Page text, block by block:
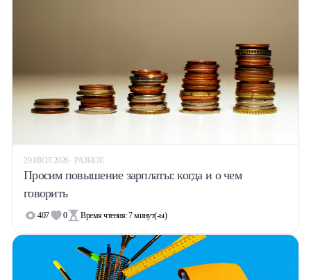
29 ИЮЛ 2026 · РАЗНОЕ
Просим повышение зарплаты: когда и о чем
говорить
407 0 Время чтения:7минут(-ы)